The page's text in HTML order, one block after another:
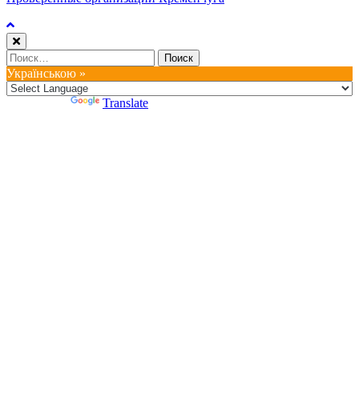
Найти:
Українською »
Translate